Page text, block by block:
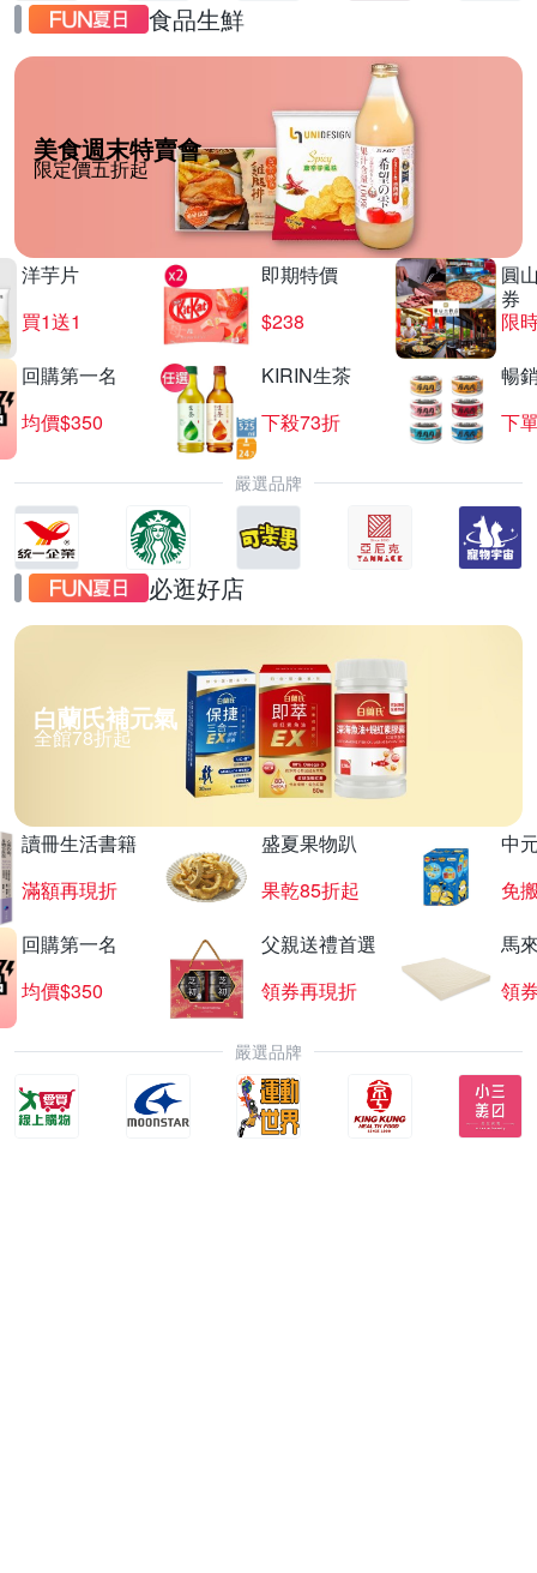
食品生鮮
美食週末特賣會
限定價五折起
洋芋片
買1送1
即期特價
$238
圓
券
限
回購第一名
均價$350
KIRIN生茶
下殺73折
暢
下
嚴選品牌
必逛好店
白蘭氏補元氣
全館78折起
讀冊生活書籍
滿額再現折
盛夏果物趴
果乾85折起
中
免
回購第一名
均價$350
父親送禮首選
領券再現折
馬
領
嚴選品牌